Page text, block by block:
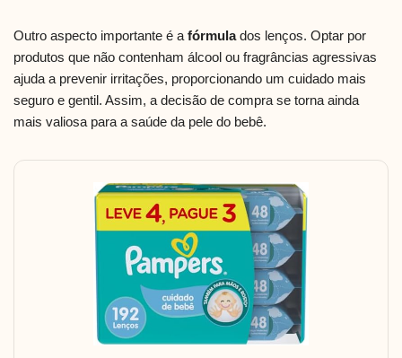
Outro aspecto importante é a fórmulados lenços. Optar por
produtos que não contenham álcool ou fragrâncias agressivas
ajuda a prevenir irritações, proporcionando um cuidado mais
seguro e gentil. Assim, a decisão de compra se torna ainda
mais valiosa para a saúde da pele do bebê.